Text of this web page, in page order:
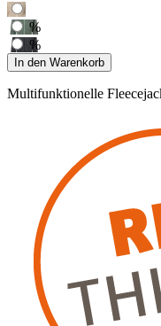
%
%
In den Warenkorb
Multifunktionelle